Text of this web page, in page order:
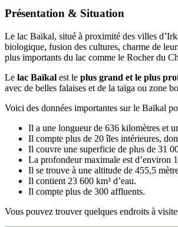
Présentation & Situation
Le lac Baïkal, situé à proximité des villes
biologique, fusion des cultures, charme de
plus importants du lac comme le Rocher du
Le lac Baïkal est le plus grand et le plus
avec de belles falaises et de la taïga ou zone
Voici des données importantes sur le Baïkal
Il a une longueur de 636 kilomètres et
Il compte plus de 20 îles intérieures,
Il couvre une superficie de plus de 31
La profondeur maximale est d’environ
Il se trouve à une altitude de 455,5
Il contient 23 600 km³ d’eau.
Il compte plus de 300 affluents.
Vous pouvez trouver quelques endroits à